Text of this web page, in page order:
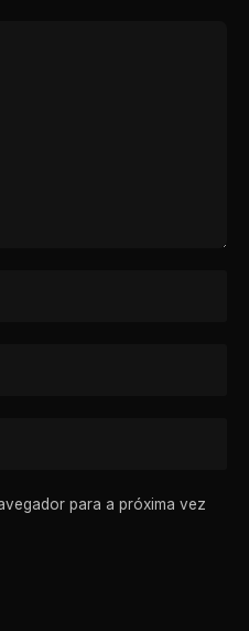
para a próxima vez